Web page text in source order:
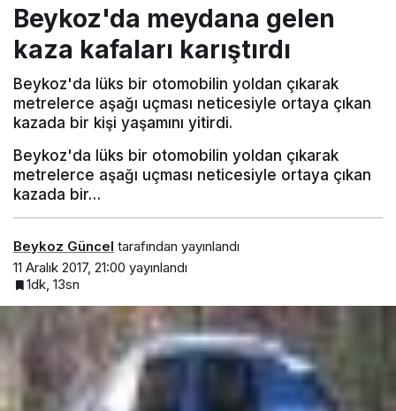
Beykoz'da meydana gelen
kaza kafaları karıştırdı
Beykoz'da lüks bir otomobilin yoldan çıkarak
metrelerce aşağı uçması neticesiyle ortaya çıkan
kazada bir kişi yaşamını yitirdi.
Beykoz'da lüks bir otomobilin yoldan çıkarak
metrelerce aşağı uçması neticesiyle ortaya çıkan
kazada bir…
Beykoz Güncel tarafından yayınlandı
11 Aralık 2017, 21:00 yayınlandı
1dk, 13sn